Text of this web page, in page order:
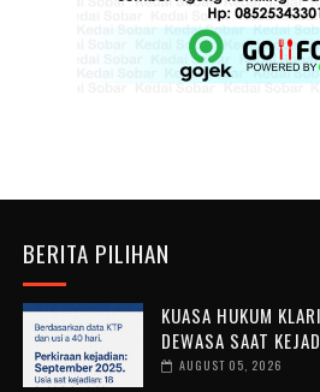
BERITA PILIHAN
KUASA HUKUM
DEWASA SAAT
AUGUST 05, 2026